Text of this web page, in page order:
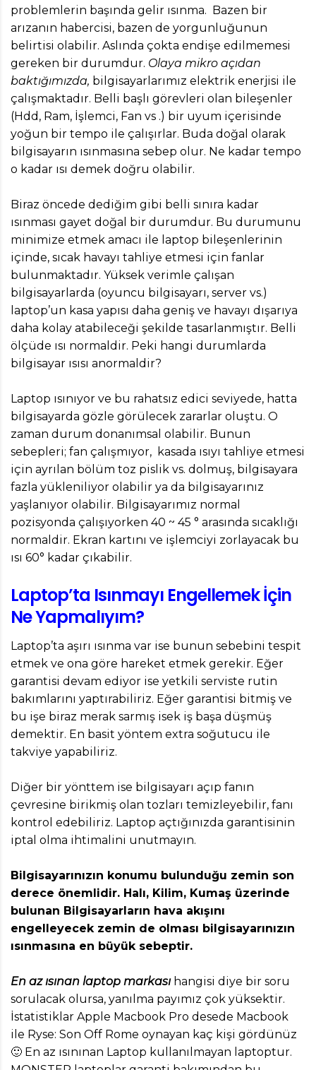
problemlerin başında gelir ısınma. Bazen bir
arızanın habercisi, bazen de yorgunluğunun
belirtisi olabilir. Aslında çokta endişe edilmemesi
gereken bir durumdur. Olaya mikro açıdan
baktığımızda, bilgisayarlarımız elektrik enerjisi ile
çalışmaktadır. Belli başlı görevleri olan bileşenler
(Hdd, Ram, İşlemci, Fan vs .) bir uyum içerisinde
yoğun bir tempo ile çalışırlar. Buda doğal olarak
bilgisayarın ısınmasına sebep olur. Ne kadar tempo
o kadar ısı demek doğru olabilir.
Biraz öncede dediğim gibi belli sınıra kadar
ısınması gayet doğal bir durumdur. Bu durumunu
minimize etmek amacı ile laptop bileşenlerinin
içinde, sıcak havayı tahliye etmesi için fanlar
bulunmaktadır. Yüksek verimle çalışan
bilgisayarlarda (oyuncu bilgisayarı, server vs.)
laptop’un kasa yapısı daha geniş ve havayı dışarıya
daha kolay atabileceği şekilde tasarlanmıştır. Belli
ölçüde ısı normaldir. Peki hangi durumlarda
bilgisayar ısısı anormaldir?
Laptop ısınıyor ve bu rahatsız edici seviyede, hatta
bilgisayarda gözle görülecek zararlar oluştu. O
zaman durum donanımsal olabilir. Bunun
sebepleri; fan çalışmıyor, kasada ısıyı tahliye etmesi
için ayrılan bölüm toz pislik vs. dolmuş, bilgisayara
fazla yükleniliyor olabilir ya da bilgisayarınız
yaşlanıyor olabilir. Bilgisayarımız normal
pozisyonda çalışıyorken 40 ~ 45 ° arasında sıcaklığı
normaldir. Ekran kartını ve işlemciyi zorlayacak bu
ısı 60° kadar çıkabilir.
Laptop’ta Isınmayı Engellemek İçin
Ne Yapmalıyım?
Laptop’ta aşırı ısınma var ise bunun sebebini tespit
etmek ve ona göre hareket etmek gerekir. Eğer
garantisi devam ediyor ise yetkili serviste rutin
bakımlarını yaptırabiliriz. Eğer garantisi bitmiş ve
bu işe biraz merak sarmış isek iş başa düşmüş
demektir. En basit yöntem extra soğutucu ile
takviye yapabiliriz.
Diğer bir yönttem ise bilgisayarı açıp fanın
çevresine birikmiş olan tozları temizleyebilir, fanı
kontrol edebiliriz. Laptop açtığınızda garantisinin
iptal olma ihtimalini unutmayın.
Bilgisayarınızın konumu bulunduğu zemin son
derece önemlidir. Halı, Kilim, Kumaş üzerinde
bulunan Bilgisayarların hava akışını
engelleyecek zemin de olması bilgisayarınızın
ısınmasına en büyük sebeptir.
En az ısınan laptop markasıhangisi diye bir soru
sorulacak olursa, yanılma payımız çok yüksektir.
İstatistiklar Apple Macbook Pro desede Macbook
ile Ryse: Son Off Rome oynayan kaç kişi gördünüz
🙂 En az ısınınan Laptop kullanılmayan laptoptur.